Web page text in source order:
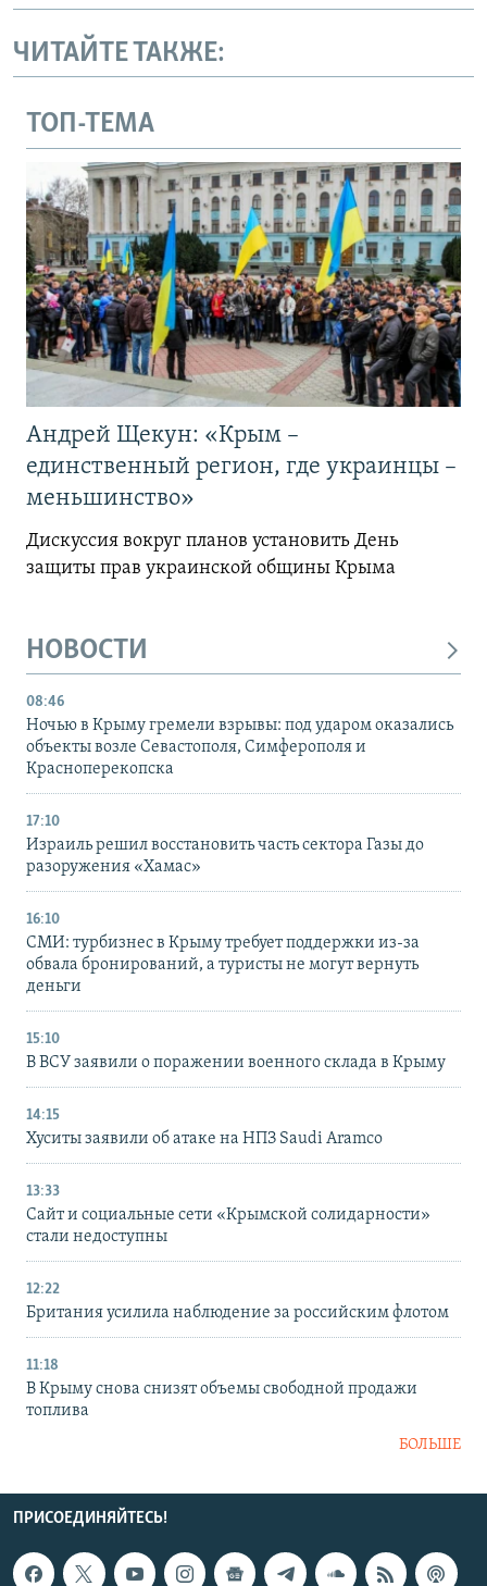
ЧИТАЙТЕ ТАКЖЕ:
ТОП-ТЕМА
Андрей Щекун: «Крым –
единственный регион, где украинцы –
меньшинство»
Дискуссия вокруг планов установить День
защиты прав украинской общины Крыма
НОВОСТИ
08:46
Ночью в Крыму гремели взрывы: под ударом оказались
объекты возле Севастополя, Симферополя и
Красноперекопска
17:10
Израиль решил восстановить часть сектора Газы до
разоружения «Хамас»
16:10
СМИ: турбизнес в Крыму требует поддержки из-за
обвала бронирований, а туристы не могут вернуть
деньги
15:10
В ВСУ заявили о поражении военного склада в Крыму
14:15
Хуситы заявили об атаке на НПЗ Saudi Aramco
13:33
Сайт и социальные сети «Крымской солидарности»
стали недоступны
12:22
Британия усилила наблюдение за российским флотом
11:18
В Крыму снова снизят объемы свободной продажи
топлива
БОЛЬШЕ
ПРИСОЕДИНЯЙТЕСЬ!